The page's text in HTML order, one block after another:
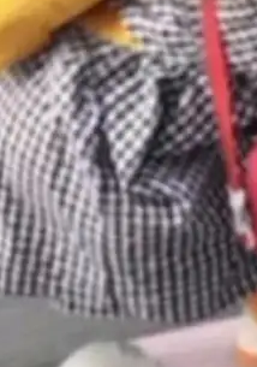
面对的新
多了两项：
地从PoC走
AI应用...
的深色主题
表示——bool
认模式、浅
意义的组
了。要知道
、校验、或
，两个
这是又一
大厂都在
在 Twitte
了 Cloudfla
跟其他所
上它不一
十年前的
建在 Cloudf
建的平台
我十年秘密
的分
最新开源项
Cloudflare
进程。 设
的 SQLite
的 S3 兼容
库协调——
对象自带一
，单个数据
就被消除
vivo夺
Z系列
硬件成本暴
机速度明显
数规格除开
Ultra / Z
低端机器，
，一